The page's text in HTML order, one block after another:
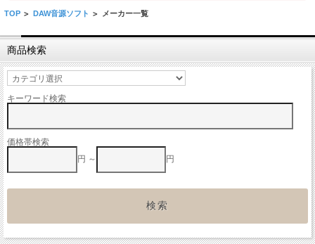
TOP > DAW音源ソフト > メーカー一覧
商品検索
キーワード検索
価格帯検索
円 ～
円